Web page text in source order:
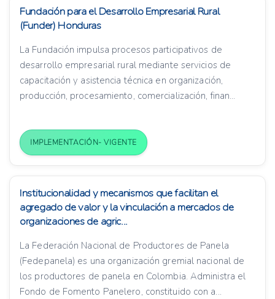
Fundación para el Desarrollo Empresarial Rural
(Funder) Honduras
La Fundación impulsa procesos participativos de
desarrollo empresarial rural mediante servicios de
capacitación y asistencia técnica en organización,
producción, procesamiento, comercialización, finan...
IMPLEMENTACIÓN- VIGENTE
Institucionalidad y mecanismos que facilitan el
agregado de valor y la vinculación a mercados de
organizaciones de agric...
La Federación Nacional de Productores de Panela
(Fedepanela) es una organización gremial nacional de
los productores de panela en Colombia. Administra el
Fondo de Fomento Panelero, constituido con a...